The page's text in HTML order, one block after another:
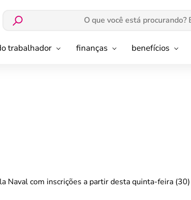
trabalhador finanças benefícios
Naval com inscrições a partir desta quinta-feira (30)